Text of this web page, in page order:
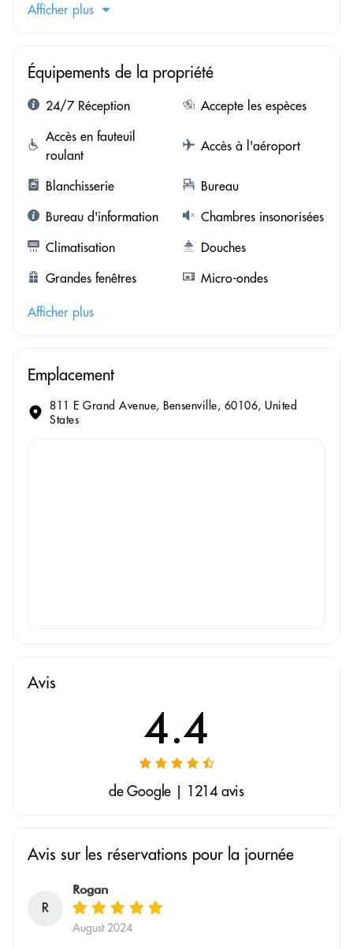
Afficher plus
Équipements de la propriété
24/7 Réception
Accepte les espèces
Accès en fauteuil
roulant
Accès à l'aéroport
Blanchisserie
Bureau
Bureau d'information
Chambres insonorisées
Climatisation
Douches
Grandes fenêtres
Micro-ondes
Afficher plus
Emplacement
811 E Grand Avenue, Bensenville, 60106, United
States
Avis
4.4
de Google | 1214 avis
Avis sur les réservations pour la journée
R
Rogan
August 2024